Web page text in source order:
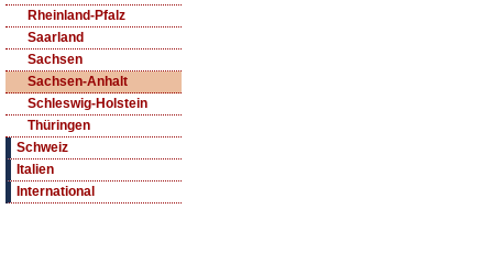
Rheinland-Pfalz
Saarland
Sachsen
Sachsen-Anhalt
Schleswig-Holstein
Thüringen
Schweiz
Italien
International